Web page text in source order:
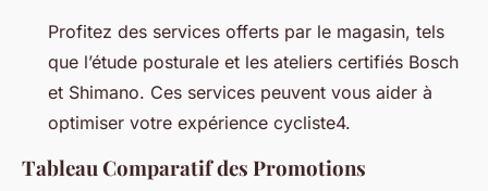
Profitez des services offerts par le magasin, tels
que l’étude posturale et les ateliers certifiés Bosch
et Shimano. Ces services peuvent vous aider à
optimiser votre expérience cycliste4.
Tableau Comparatif des Promotions